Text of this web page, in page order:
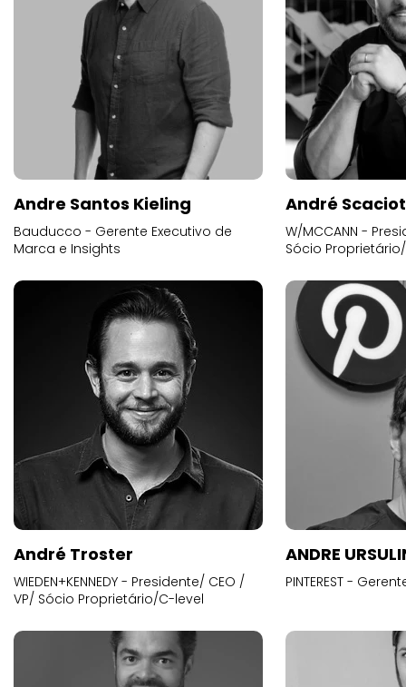
Andre Santos Kieling
Bauducco - Gerente Executivo de
Marca e Insights
André
W/MCCANN -
Sócio
André Troster
WIEDEN+KENNEDY - Presidente/ CEO /
VP/ Sócio Proprietário/C-level
ANDRE
PINTEREST -